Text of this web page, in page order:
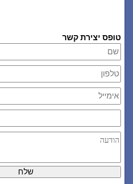
טופס יצירת קשר